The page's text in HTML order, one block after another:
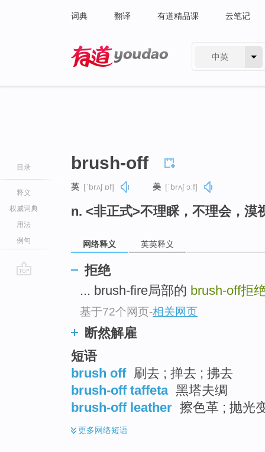
词典 翻译 有道精品课 云笔记
中英
目录
释义
权威词典
用法
例句
brush-off
英 [ˈbrʌʃ ɒf] 美 [ˈbrʌʃ ɔːf]
n. <非正式>不理睬，不理会，漠
网络释义 英英释义
拒绝
... brush-fire局部的 brush-off拒
基于72个网页-相关网页
断然解雇
短语
brush off 刷去 ; 掸去 ; 拂去
brush-off taffeta 黑塔夫绸
brush-off leather 擦色革 ; 抛光
更多网络短语